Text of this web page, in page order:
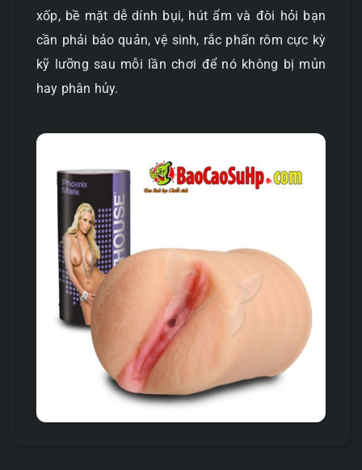
xốp, bề mặt dễ dính bụi, hút ẩm và đòi hỏi bạn
cần phải bảo quản, vệ sinh, rắc phấn rôm cực kỳ
kỹ lưỡng sau mỗi lần chơi để nó không bị mủn
hay phân hủy.